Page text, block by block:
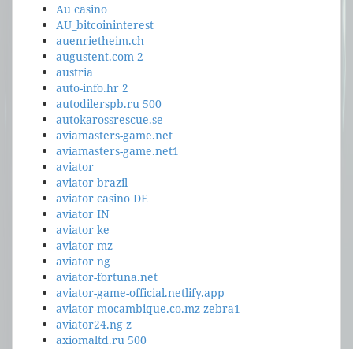
Au casino
AU_bitcoininterest
auenrietheim.ch
augustent.com 2
austria
auto-info.hr 2
autodilerspb.ru 500
autokarossrescue.se
aviamasters-game.net
aviamasters-game.net1
aviator
aviator brazil
aviator casino DE
aviator IN
aviator ke
aviator mz
aviator ng
aviator-fortuna.net
aviator-game-official.netlify.app
aviator-mocambique.co.mz zebra1
aviator24.ng z
axiomaltd.ru 500